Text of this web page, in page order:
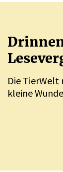
Die TierWelt
kleine